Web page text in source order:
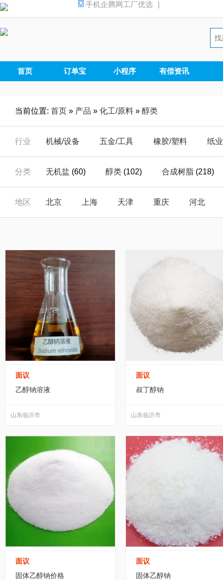
手机企腾网工厂优选 |
首页 订单宝 小程序 有偿资讯
当前位置: 首页 » 产品 » 化工/原料 » 醇类
行业 机械/设备 五金/工具 橡胶/塑料 纸
汽摩/配件 家电/电器 安全/防护 能
仪器/仪表 电子/元器 电工/电气
运动/休闲 玩具/魔术
服务/咨询 医疗/器械
转让出租
分类 无机盐 (60) 醇类 (102) 合成树脂 (218)
羧酸衍生物 (25) 海绵 无机碱 (0)
海绵(泡棉) 化工产品加工
磺酸衍生物
煤焦化产品 (0) 偶氮化合物 (0)
无机酸 (4) 其他未分类 (11) 无机非金属
碳水化合物
节能环保材料
建筑用化学品 (3) 涂料
地区 北京 上海 天津 重庆 河北
广东 四川
宁夏 台湾
面议
乙醇钠溶液
山东临沂市
面议
叔丁醇钠
山东临沂市
面议
固体乙醇钠价格
面议
固体乙醇钠